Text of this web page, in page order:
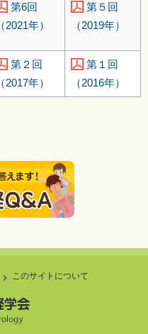
第6回
（2021年）
第５回
（2019年）
第２回
（2017年）
第１回
（2016年）
このサイトについて